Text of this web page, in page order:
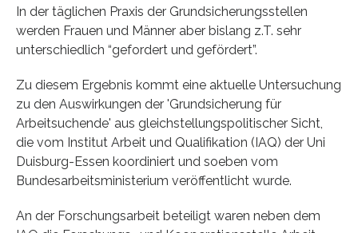
In der täglichen Praxis der Grundsicherungsstellen
werden Frauen und Männer aber bislang z.T. sehr
unterschiedlich “gefordert und gefördert”.
Zu diesem Ergebnis kommt eine aktuelle Untersuchung
zu den Auswirkungen der 'Grundsicherung für
Arbeitsuchende' aus gleichstellungspolitischer Sicht,
die vom Institut Arbeit und Qualifikation (IAQ) der Uni
Duisburg-Essen koordiniert und soeben vom
Bundesarbeitsministerium veröffentlicht wurde.
An der Forschungsarbeit beteiligt waren neben dem